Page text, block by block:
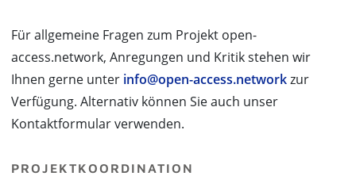
Für allgemeine Fragen zum Projekt open-
access.network, Anregungen und Kritik stehen wir
Ihnen gerne unter info@open-access.networkzur
Verfügung. Alternativ können Sie auch unser
Kontaktformular verwenden.
PROJEKTKOORDINATION